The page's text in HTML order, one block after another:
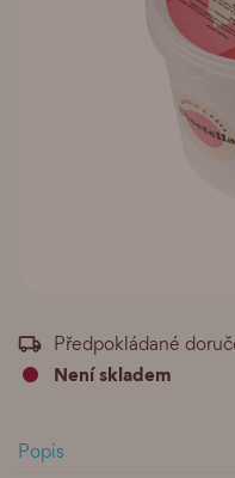
Popis
Předpokládané
Není skladem